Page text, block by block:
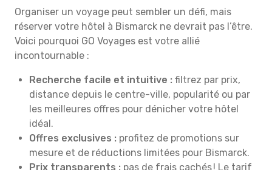
Organiser un voyage peut sembler un défi, mais
réserver votre hôtel à Bismarck ne devrait pas l’être.
Voici pourquoi GO Voyages est votre allié
incontournable :
Recherche facile et intuitive : filtrez par prix,
distance depuis le centre-ville, popularité ou par
les meilleures offres pour dénicher votre hôtel
idéal.
Offres exclusives : profitez de promotions sur
mesure et de réductions limitées pour Bismarck.
Prix transparents : pas de frais cachés ! Le tarif